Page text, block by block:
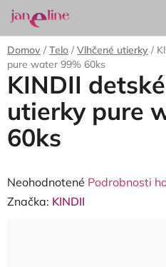
Prejsť
na
obsah
Domov / Telo / Vlhčené utierky /
pure water 99% 60ks
KINDII
utierky pure
60ks
Priemerné
hodnotenie
Neohodnotené Podrobnosti
Značka: KINDII